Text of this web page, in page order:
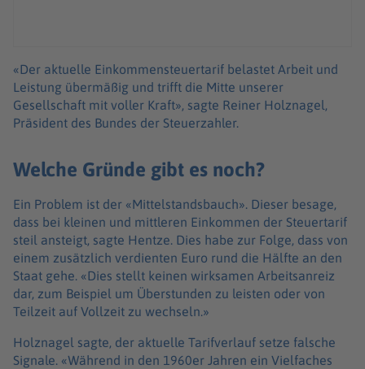
«Der aktuelle Einkommensteuertarif belastet Arbeit und
Leistung übermäßig und trifft die Mitte unserer
Gesellschaft mit voller Kraft», sagte Reiner Holznagel,
Präsident des Bundes der Steuerzahler.
Welche Gründe gibt es noch?
Ein Problem ist der «Mittelstandsbauch». Dieser besage,
dass bei kleinen und mittleren Einkommen der Steuertarif
steil ansteigt, sagte Hentze. Dies habe zur Folge, dass von
einem zusätzlich verdienten Euro rund die Hälfte an den
Staat gehe. «Dies stellt keinen wirksamen Arbeitsanreiz
dar, zum Beispiel um Überstunden zu leisten oder von
Teilzeit auf Vollzeit zu wechseln.»
Holznagel sagte, der aktuelle Tarifverlauf setze falsche
Signale. «Während in den 1960er Jahren ein Vielfaches